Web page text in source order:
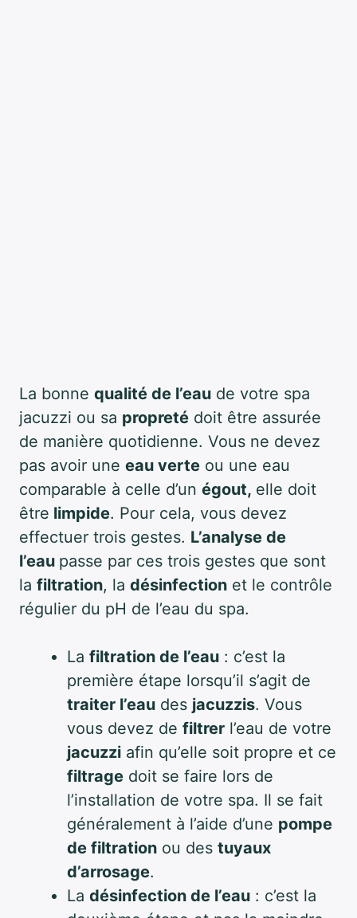
La bonne qualité de l’eau de votre spa
jacuzzi ou sa propreté doit être assurée
de manière quotidienne. Vous ne devez
pas avoir une eau verte ou une eau
comparable à celle d’un égout, elle doit
être limpide. Pour cela, vous devez
effectuer trois gestes. L’analyse de
l’eau passe par ces trois gestes que sont
la filtration, la désinfection et le contrôle
régulier du pH de l’eau du spa.
La filtration de l’eau : c’est la
première étape lorsqu’il s’agit de
traiter l’eau des jacuzzis. Vous
vous devez de filtrer l’eau de votre
jacuzzi afin qu’elle soit propre et ce
filtrage doit se faire lors de
l’installation de votre spa. Il se fait
généralement à l’aide d’une pompe
de filtration ou des tuyaux
d’arrosage.
La désinfection de l’eau : c’est la